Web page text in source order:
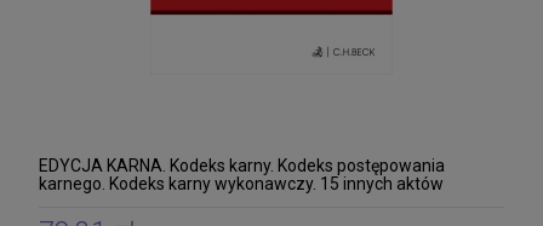
EDYCJA KARNA. Kodeks karny. Kodeks postępowania
karnego. Kodeks karny wykonawczy. 15 innych aktów